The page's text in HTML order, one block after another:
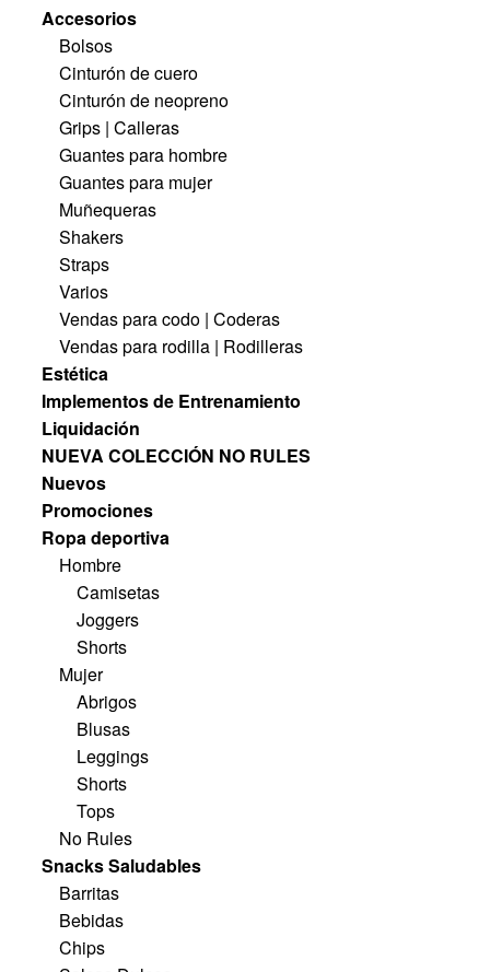
Accesorios
Bolsos
Cinturón de cuero
Cinturón de neopreno
Grips | Calleras
Guantes para hombre
Guantes para mujer
Muñequeras
Shakers
Straps
Varios
Vendas para codo | Coderas
Vendas para rodilla | Rodilleras
Estética
Implementos de Entrenamiento
Liquidación
NUEVA COLECCIÓN NO RULES
Nuevos
Promociones
Ropa deportiva
Hombre
Camisetas
Joggers
Shorts
Mujer
Abrigos
Blusas
Leggings
Shorts
Tops
No Rules
Snacks Saludables
Barritas
Bebidas
Chips